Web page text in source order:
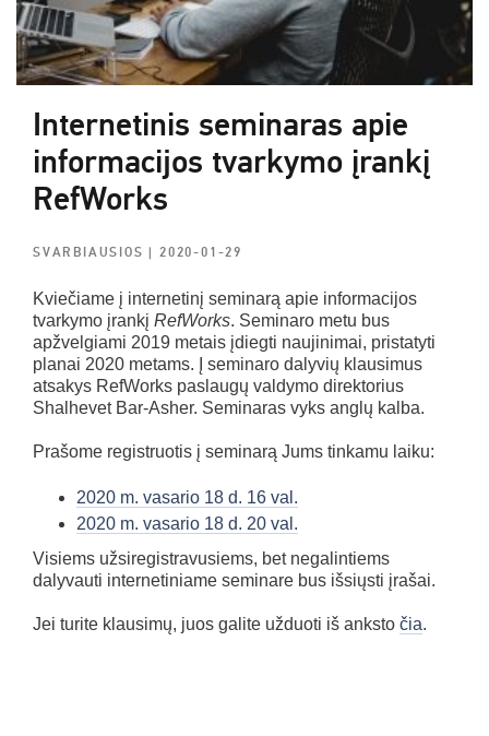
Internetinis seminaras apie
informacijos tvarkymo įrankį
RefWorks
SVARBIAUSIOS| 2020-01-29
Kviečiame į internetinį seminarą apie informacijos
tvarkymo įrankį RefWorks. Seminaro metu bus
apžvelgiami 2019 metais įdiegti naujinimai, pristatyti
planai 2020 metams. Į seminaro dalyvių klausimus
atsakys RefWorks paslaugų valdymo direktorius
Shalhevet Bar-Asher. Seminaras vyks anglų kalba.
Prašome registruotis į seminarą Jums tinkamu laiku:
2020 m. vasario 18 d. 16 val.
2020 m. vasario 18 d. 20 val.
Visiems užsiregistravusiems, bet negalintiems
dalyvauti internetiniame seminare bus išsiųsti įrašai.
Jei turite klausimų, juos galite užduoti iš anksto čia.